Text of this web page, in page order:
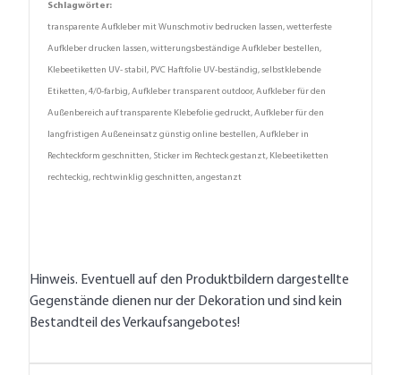
Schlagwörter:
transparente Aufkleber mit Wunschmotiv bedrucken lassen, wetterfeste
Aufkleber drucken lassen, witterungsbeständige Aufkleber bestellen,
Klebeetiketten UV- stabil, PVC Haftfolie UV-beständig, selbstklebende
Etiketten, 4/0-farbig, Aufkleber transparent outdoor, Aufkleber für den
Außenbereich auf transparente Klebefolie gedruckt, Aufkleber für den
langfristigen Außeneinsatz günstig online bestellen, Aufkleber in
Rechteckform geschnitten, Sticker im Rechteck gestanzt, Klebeetiketten
rechteckig, rechtwinklig geschnitten, angestanzt
Hinweis. Eventuell auf den Produktbildern dargestellte
Gegenstände dienen nur der Dekoration und sind kein
Bestandteil des Verkaufsangebotes!